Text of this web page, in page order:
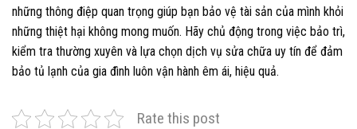
những thông điệp quan trọng giúp bạn bảo vệ tài sản của mình khỏi
những thiệt hại không mong muốn. Hãy chủ động trong việc bảo trì,
kiểm tra thường xuyên và lựa chọn dịch vụ sửa chữa uy tín để đảm
bảo tủ lạnh của gia đình luôn vận hành êm ái, hiệu quả.
Rate this post